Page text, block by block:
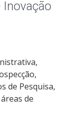
Inovação
de Pesquisa,
de